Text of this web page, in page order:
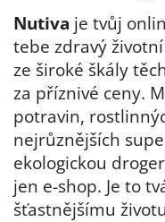
Nutiva je tvůj
tebe zdravý
ze široké škály
za příznivé ceny.
potravin,
nejrůznějších
ekologickou
jen e-shop. Je to
šťastnějšímu